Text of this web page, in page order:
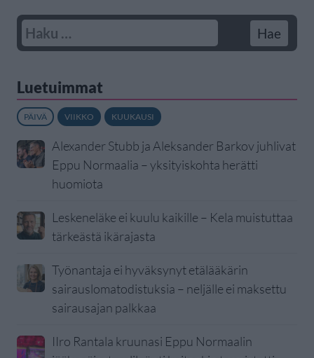
Luetuimmat
PÄIVÄ VIIKKO KUUKAUSI
Alexander Stubb ja Aleksander Barkov juhlivat
Eppu Normaalia – yksityiskohta herätti
huomiota
Leskeneläke ei kuulu kaikille – Kela muistuttaa
tärkeästä ikärajasta
Työnantaja ei hyväksynyt etälääkärin
sairauslomatodistuksia – neljälle ei maksettu
sairausajan palkkaa
IIro Rantala kruunasi Eppu Normaalin